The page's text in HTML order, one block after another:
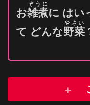
お雑煮
ぞうに
に はい
て どんな野菜
やさい